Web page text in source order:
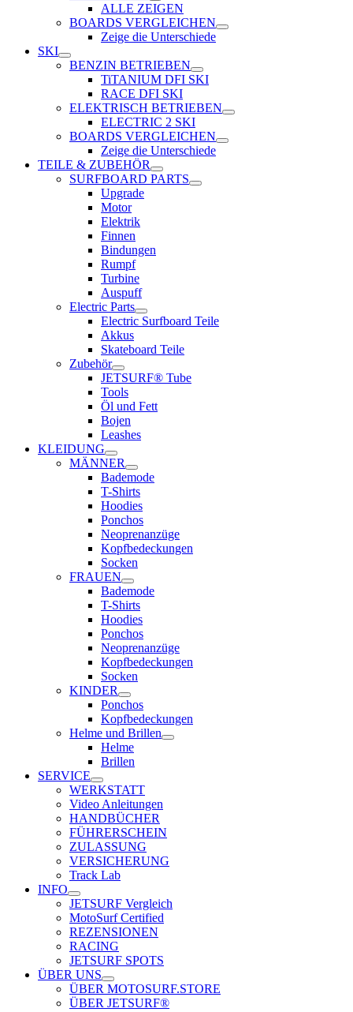
ALLE ZEIGEN
BOARDS VERGLEICHEN
Zeige die Unterschiede
SKI
BENZIN BETRIEBEN
TiTANIUM DFI SKI
RACE DFI SKI
ELEKTRISCH BETRIEBEN
ELECTRIC 2 SKI
BOARDS VERGLEICHEN
Zeige die Unterschiede
TEILE & ZUBEHÖR
SURFBOARD PARTS
Upgrade
Motor
Elektrik
Finnen
Bindungen
Rumpf
Turbine
Auspuff
Electric Parts
Electric Surfboard Teile
Akkus
Skateboard Teile
Zubehör
JETSURF® Tube
Tools
Öl und Fett
Bojen
Leashes
KLEIDUNG
MÄNNER
Bademode
T-Shirts
Hoodies
Ponchos
Neoprenanzüge
Kopfbedeckungen
Socken
FRAUEN
Bademode
T-Shirts
Hoodies
Ponchos
Neoprenanzüge
Kopfbedeckungen
Socken
KINDER
Ponchos
Kopfbedeckungen
Helme und Brillen
Helme
Brillen
SERVICE
WERKSTATT
Video Anleitungen
HANDBÜCHER
FÜHRERSCHEIN
ZULASSUNG
VERSICHERUNG
Track Lab
INFO
JETSURF Vergleich
MotoSurf Certified
REZENSIONEN
RACING
JETSURF SPOTS
ÜBER UNS
ÜBER MOTOSURF.STORE
ÜBER JETSURF®